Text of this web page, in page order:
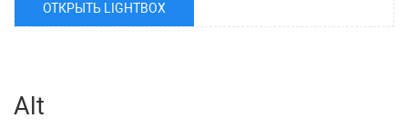
ОТКРЫТЬ LIGHTBOX
Alt